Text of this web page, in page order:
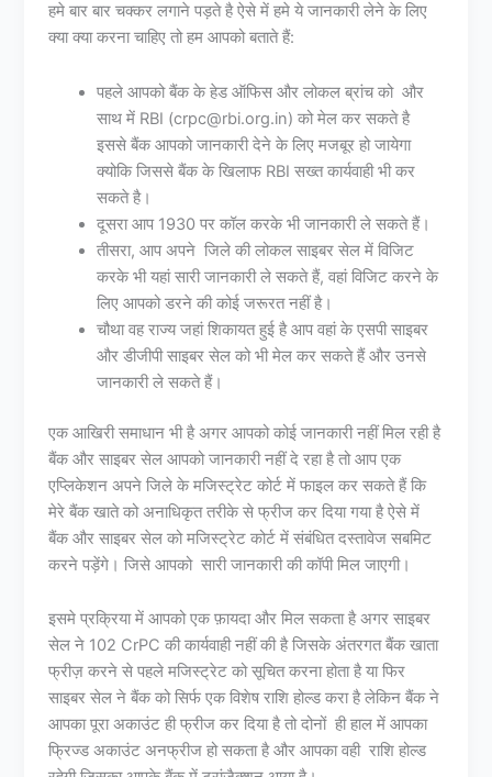
हमे बार बार चक्कर लगाने पड़ते है ऐसे में हमे ये जानकारी लेने के लिए
क्या क्या करना चाहिए तो हम आपको बताते हैं:
पहले आपको बैंक के हेड ऑफिस और लोकल ब्रांच को और
साथ में RBI (crpc@rbi.org.in) को मेल कर सकते है
इससे बैंक आपको जानकारी देने के लिए मजबूर हो जायेगा
क्योकि जिससे बैंक के खिलाफ RBI सख्त कार्यवाही भी कर
सकते है।
दूसरा आप 1930 पर कॉल करके भी जानकारी ले सकते हैं।
तीसरा, आप अपने जिले की लोकल साइबर सेल में विजिट
करके भी यहां सारी जानकारी ले सकते हैं, वहां विजिट करने के
लिए आपको डरने की कोई जरूरत नहीं है।
चौथा वह राज्य जहां शिकायत हुई है आप वहां के एसपी साइबर
और डीजीपी साइबर सेल को भी मेल कर सकते हैं और उनसे
जानकारी ले सकते हैं।
एक आखिरी समाधान भी है अगर आपको कोई जानकारी नहीं मिल रही है
बैंक और साइबर सेल आपको जानकारी नहीं दे रहा है तो आप एक
एप्लिकेशन अपने जिले के मजिस्ट्रेट कोर्ट में फाइल कर सकते हैं कि
मेरे बैंक खाते को अनाधिकृत तरीके से फ्रीज कर दिया गया है ऐसे में
बैंक और साइबर सेल को मजिस्ट्रेट कोर्ट में संबंधित दस्तावेज सबमिट
करने पड़ेंगे। जिसे आपको सारी जानकारी की कॉपी मिल जाएगी।
इसमे प्रक्रिया में आपको एक फ़ायदा और मिल सकता है अगर साइबर
सेल ने 102 CrPC की कार्यवाही नहीं की है जिसके अंतरगत बैंक खाता
फ्रीज़ करने से पहले मजिस्ट्रेट को सूचित करना होता है या फिर
साइबर सेल ने बैंक को सिर्फ एक विशेष राशि होल्ड करा है लेकिन बैंक ने
आपका पूरा अकाउंट ही फ्रीज कर दिया है तो दोनों ही हाल में आपका
फ्रिज्ड अकाउंट अनफ्रीज हो सकता है और आपका वही राशि होल्ड